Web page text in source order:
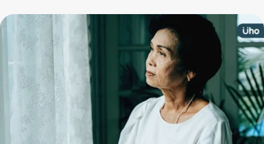
時代，身為一個女性「到底該怎麼活」與「該怎麼活得好」，幫助
讀者活出美好人生。以下為原書摘文：